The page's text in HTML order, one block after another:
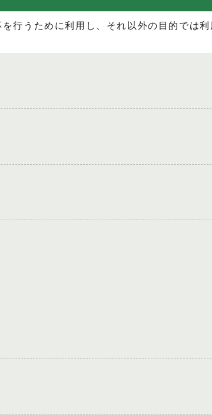
行うために利用し、それ以外の目的では